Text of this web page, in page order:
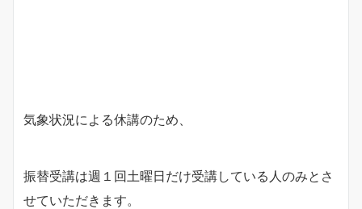
気象状況による休講のため、
振替受講は週１回土曜日だけ受講している人のみとさ
せていただきます。